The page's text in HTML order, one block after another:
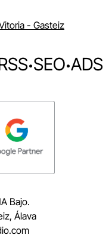
- Gasteiz
·SEO·ADS
Bajo.
Álava